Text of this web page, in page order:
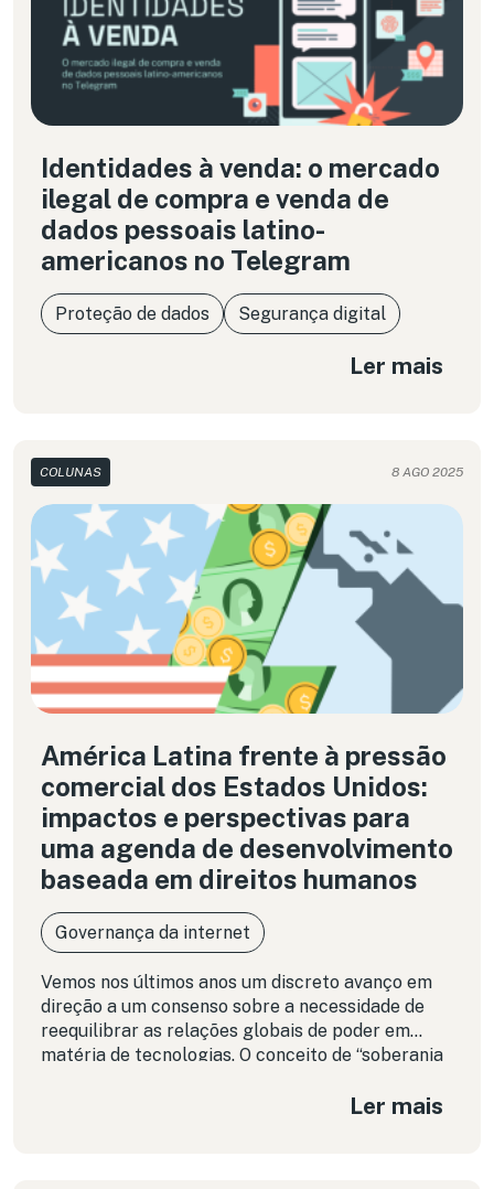
Identidades à venda: o mercado
ilegal de compra e venda de
dados pessoais latino-
americanos no Telegram
Proteção de dados Segurança digital
Ler mais
COLUNAS 8 AGO 2025
América Latina frente à pressão
comercial dos Estados Unidos:
impactos e perspectivas para
uma agenda de desenvolvimento
baseada em direitos humanos
Governança da internet
Vemos nos últimos anos um discreto avanço em
direção a um consenso sobre a necessidade de
reequilibrar as relações globais de poder em
matéria de tecnologias. O conceito de “soberania
autoridades governamentais e internacionais. Ao
Ler mais